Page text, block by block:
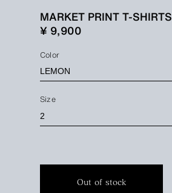
MARKET PRINT T-SHIRTS
¥ 9,900
Color
Size
Out of stock